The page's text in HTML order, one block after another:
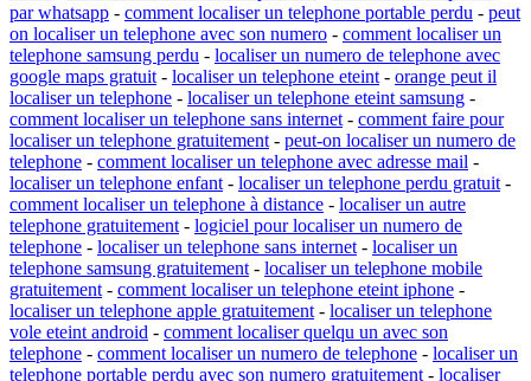
par whatsapp - comment localiser un telephone portable perdu - peut
on localiser un telephone avec son numero - comment localiser un
telephone samsung perdu - localiser un numero de telephone avec
google maps gratuit - localiser un telephone eteint - orange peut il
localiser un telephone - localiser un telephone eteint samsung -
comment localiser un telephone sans internet - comment faire pour
localiser un telephone gratuitement - peut-on localiser un numero de
telephone - comment localiser un telephone avec adresse mail -
localiser un telephone enfant - localiser un telephone perdu gratuit -
comment localiser un telephone à distance - localiser un autre
telephone gratuitement - logiciel pour localiser un numero de
telephone - localiser un telephone sans internet - localiser un
telephone samsung gratuitement - localiser un telephone mobile
gratuitement - comment localiser un telephone eteint iphone -
localiser un telephone apple gratuitement - localiser un telephone
vole eteint android - comment localiser quelqu un avec son
telephone - comment localiser un numero de telephone - localiser un
telephone portable perdu avec son numero gratuitement - localiser